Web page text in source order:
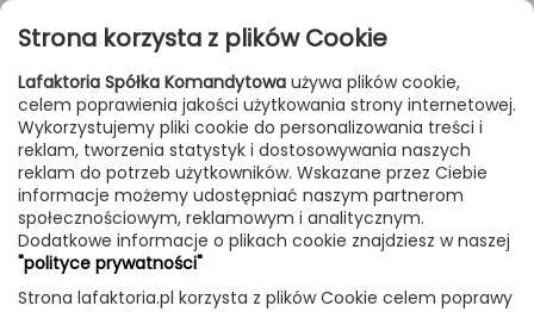
Przejdź do treści
FILTROWANIE & SORTOWANIE
Meble Producenci Normann Copenhagen Produkt
Podnóżek Ace welur
(Ciemnoczerwony) -Normann
Strona korzysta z plików Cookie
Lafaktoria Spółka Komandytowa używa plików cookie,
celem poprawienia jakości użytkowania strony internetowej.
Wykorzystujemy pliki cookie do personalizowania treści i
reklam, tworzenia statystyk i dostosowywania naszych
reklam do potrzeb użytkowników. Wskazane przez Ciebie
informacje możemy udostępniać naszym partnerom
społecznościowym, reklamowym i analitycznym.
Dodatkowe informacje o plikach cookie znajdziesz w naszej
"polityce prywatności"
Strona lafaktoria.pl korzysta z plików Cookie celem poprawy